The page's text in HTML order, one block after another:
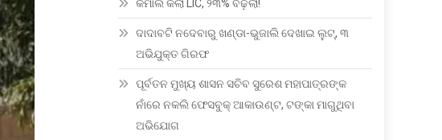
କମାଲ କଲା LIC, ୨୩% ବଢ଼ିଲା!
ଦାଦାବଟି ନଦେବାରୁ ଖଣ୍ଡା-ଭୁଜାଲି ଦେଖାଇ ଲୁଟ୍, ୩
ଅଭିଯୁକ୍ତ ଗିରଫ
ପୂର୍ବତନ ମୁଖ୍ୟ ଶାସନ ସଚିବ ସୁରେଶ ମହାପାତ୍ରଙ୍କ
ନାଁରେ ନକଲି ଫେସବୁକ୍ ଆକାଉଣ୍ଟ, ଟଙ୍କା ମାଗୁଥିବା
ଅଭିଯୋଗ